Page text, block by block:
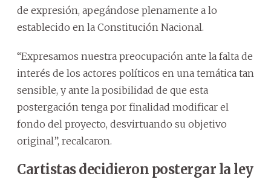
de expresión, apegándose plenamente a lo
establecido en la Constitución Nacional.
“Expresamos nuestra preocupación ante la falta de
interés de los actores políticos en una temática tan
sensible, y ante la posibilidad de que esta
postergación tenga por finalidad modificar el
fondo del proyecto, desvirtuando su objetivo
original”, recalcaron.
Cartistas decidieron postergar la ley